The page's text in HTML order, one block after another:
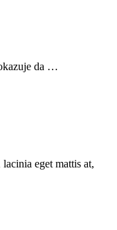
da …
eget mattis at,